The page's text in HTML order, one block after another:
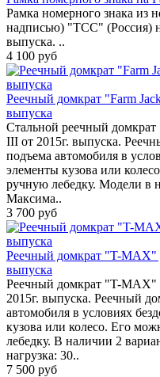
Рамка номерного знака из
надписью) "ТСС" (Россия)
выпуска. ..
4 100 руб
Реечный домкрат "Farm
выпуска
Стальной реечный
III от 2015г. выпуска.
подъема автомобиля в
элементы кузова или
ручную лебедку. Модели в
Максима..
3 700 руб
Реечный домкрат "T-MAX"
выпуска
Реечный домкрат "T-MAX"
2015г. выпуска. Реечный
автомобиля в условиях
кузова или колесо. Его
лебедку. В наличии 2
нагрузка: 30..
7 500 руб